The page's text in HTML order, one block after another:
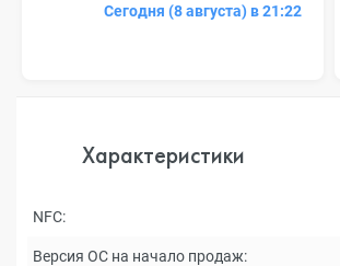
Сегодня (8 августа) в 21:22
Характеристики
NFC:
Версия ОС на начало продаж: